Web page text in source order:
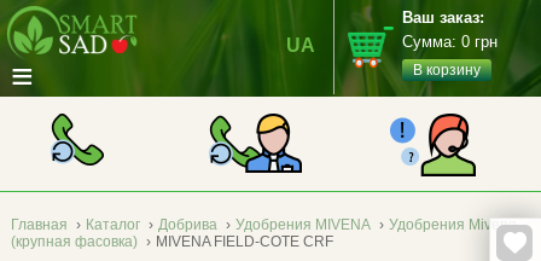
≡
UA
Ваш заказ:
Сумма: 0 грн
В корзину
Главная › Каталог › Добрива › Удобрения MIVENA › Удобрения Mivena
(крупная фасовка) › MIVENA FIELD-COTE CRF